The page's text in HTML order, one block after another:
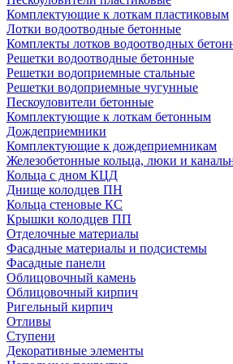
Комплектующие к лоткам пластиковым
Лотки водоотводные бетонные
Комплекты лотков водоотводных
Решетки водоотводные бетонные
Решетки водоприемные стальные
Решетки водоприемные чугунные
Пескоуловители бетонные
Комплектующие к лоткам бетонным
Дождеприемники
Комплектующие к дождеприемникам
Железобетонные кольца, люки и
Кольца с дном КЦД
Днище колодцев ПН
Кольца стеновые КС
Крышки колодцев ПП
Отделочные материалы
Фасадные материалы и подсистемы
Фасадные панели
Облицовочный камень
Облицовочный кирпич
Ригельный кирпич
Отливы
Ступени
Декоративные элементы